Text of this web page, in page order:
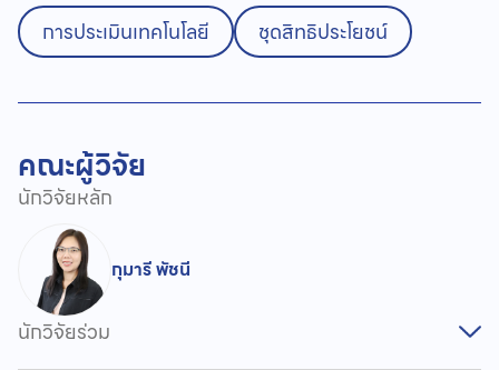
การประเมินเทคโนโลยี
ชุดสิทธิประโยชน์
คณะผู้วิจัย
นักวิจัยหลัก
กุมารี พัชนี
นักวิจัยร่วม